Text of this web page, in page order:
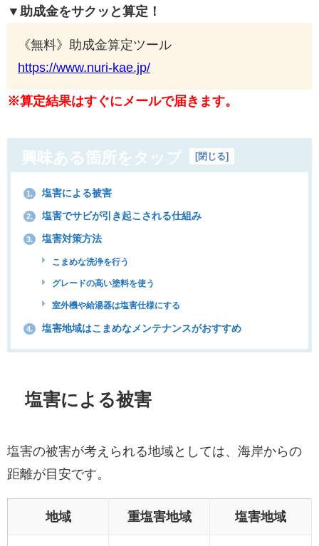
▼助成金をサクッと算定！
《無料》助成金算定ツール
https://www.nuri-kae.jp/
※算定結果はすぐにメールで届きます。
興味ある箇所をタップ [閉じる]
1. 塩害による被害
2. 塩害でサビが引き起こされる仕組み
3. 塩害対策方法
こまめな洗浄を行う
グレードの高い塗料を使う
室外機や給湯器は塩害仕様にする
4. 塩害地域はこまめなメンテナンスがおすすめ
塩害による被害
塩害の被害が考えられる地域としては、海岸からの
距離が目安です。
地域 重塩害地域 塩害地域